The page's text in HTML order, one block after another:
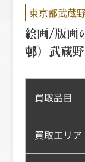
東京都武蔵
絵画/版画
邨）武蔵
買取品目
買取エリア